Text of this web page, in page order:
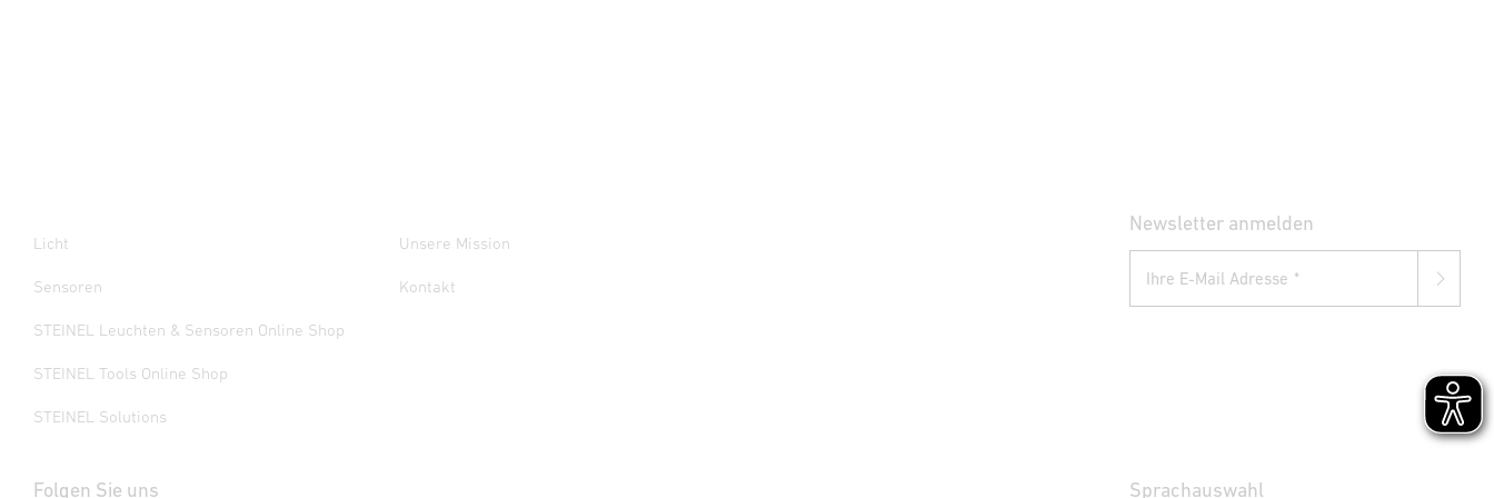
Licht
Sensoren
STEINEL Leuchten & Sensoren Online Shop
STEINEL Tools Online Shop
STEINEL Solutions
Unsere Mission
Kontakt
Newsletter anmelden
Ihre E-Mail Adresse
Folgen Sie uns Sprachauswahl